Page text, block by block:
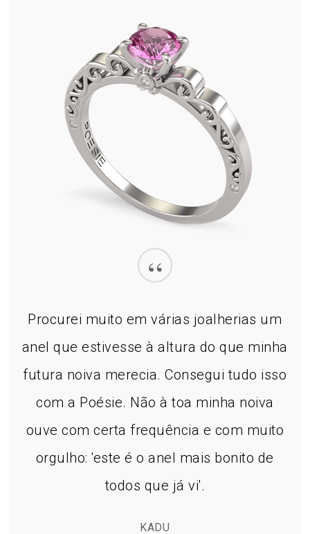
“
Procurei muito em várias joalherias um
anel que estivesse à altura do que minha
futura noiva merecia. Consegui tudo isso
com a Poésie. Não à toa minha noiva
ouve com certa frequência e com muito
orgulho: 'este é o anel mais bonito de
todos que já vi'.
KADU